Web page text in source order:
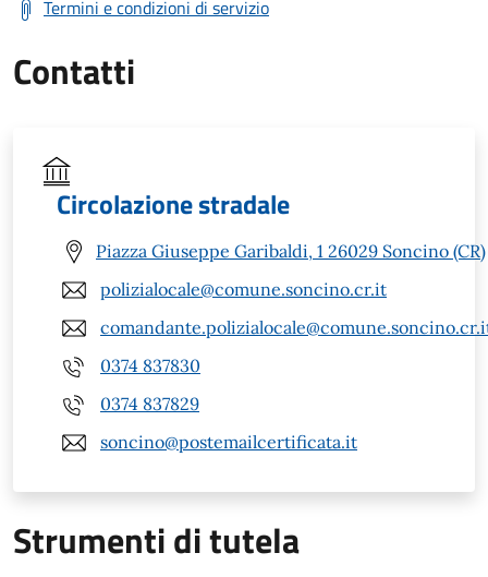
Termini e condizioni di servizio
Contatti
Circolazione stradale
Piazza Giuseppe Garibaldi, 1 26029 Soncino (CR)
polizialocale@comune.soncino.cr.it
0374 837830
0374 837829
soncino@postemailcertificata.it
Strumenti di tutela